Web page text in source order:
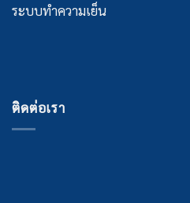
ระบบทำความเย็น
ติดต่อเรา